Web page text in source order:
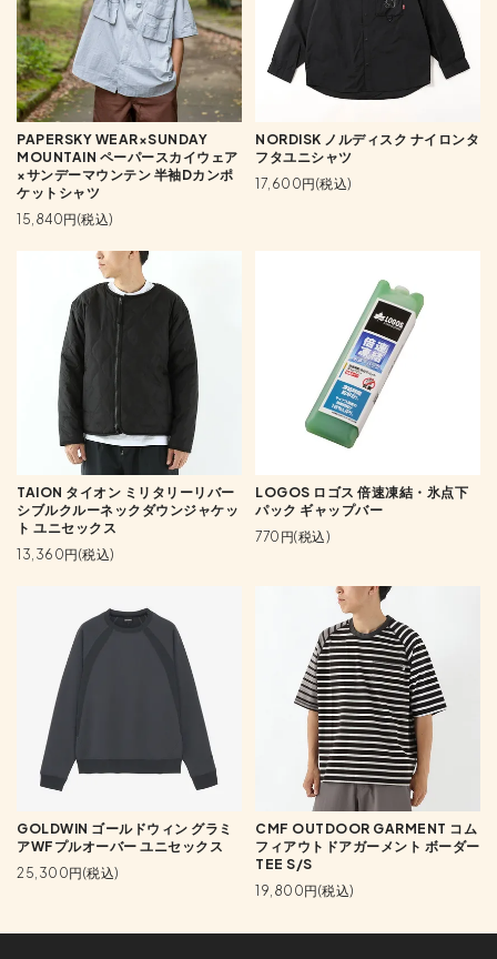
PAPERSKY WEAR×SUNDAY
MOUNTAIN ペーパースカイウェア
×サンデーマウンテン 半袖Dカンポ
ケットシャツ
15,840円(税込)
NORDISK ノルディスク ナイロンタ
フタユニシャツ
17,600円(税込)
TAION タイオン ミリタリーリバー
シブルクルーネックダウンジャケッ
ト ユニセックス
13,360円(税込)
LOGOS ロゴス 倍速凍結・氷点下
パック ギャップバー
770円(税込)
GOLDWIN ゴールドウィン グラミ
アWFプルオーバー ユニセックス
25,300円(税込)
CMF OUTDOOR GARMENT コム
フィアウトドアガーメント ボーダー
TEE S/S
19,800円(税込)